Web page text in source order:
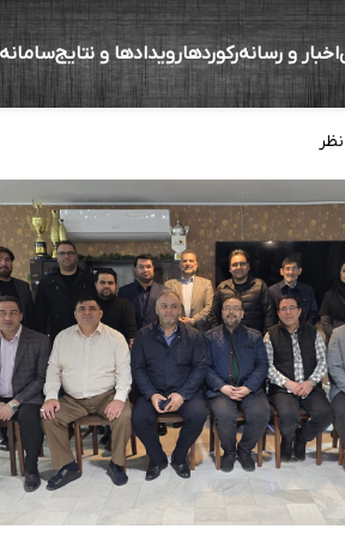
اخبار و رسانهرکوردهارویدادها و نتایج
فدراسیون در ۱۴۰۳